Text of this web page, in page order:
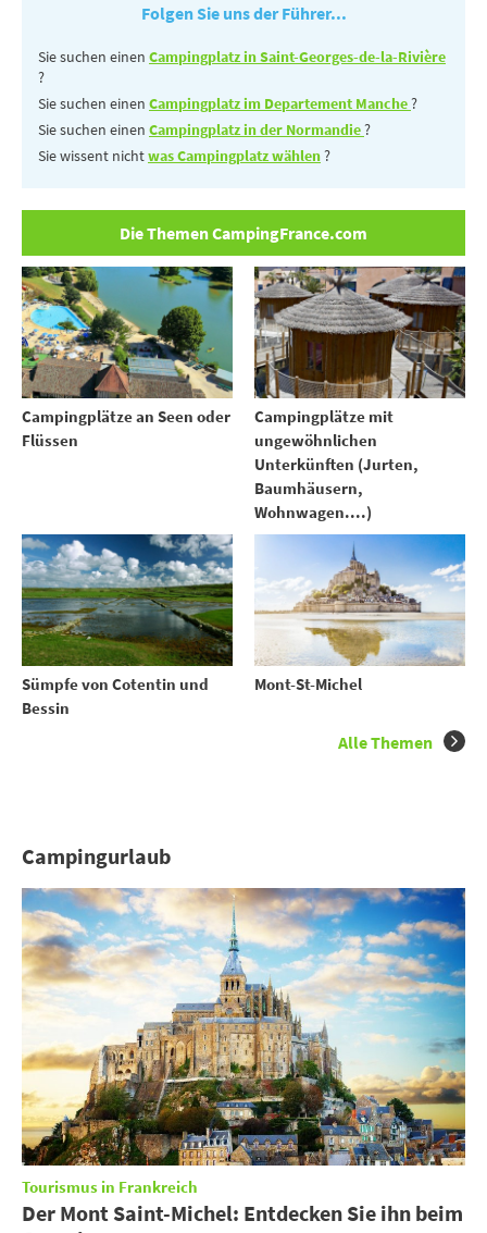
Folgen Sie uns der Führer...
Sie suchen einen Campingplatz in Saint-Georges-de-la-Rivière
?
Sie suchen einen Campingplatz im Departement Manche?
Sie suchen einen Campingplatz in der Normandie?
Sie wissent nichtwas Campingplatz wählen?
Die Themen CampingFrance.com
Campingplätze an Seen oder
Flüssen
Campingplätze mit
ungewöhnlichen
Unterkünften (Jurten,
Baumhäusern,
Wohnwagen....)
Sümpfe von Cotentin und
Bessin
Mont-St-Michel
Alle Themen
Campingurlaub
Tourismus in Frankreich
Der Mont Saint-Michel: Entdecken Sie ihn beim